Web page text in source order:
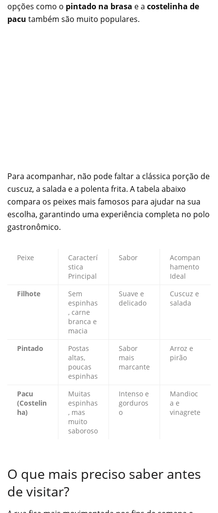
opções como o pintado na brasa e a costelinha de
pacu também são muito populares.
Para acompanhar, não pode faltar a clássica porção de
cuscuz, a salada e a polenta frita. A tabela abaixo
compara os peixes mais famosos para ajudar na sua
escolha, garantindo uma experiência completa no polo
gastronômico.
Peixe
Caracterí
stica
Principal
Sabor
Acompan
hamento
Ideal
Filhote
Sem
espinhas
, carne
branca e
macia
Suave e
delicado
Cuscuz e
salada
Pintado
Postas
altas,
poucas
espinhas
Sabor
mais
marcante
Arroz e
pirão
Pacu
(Costelin
ha)
Muitas
espinhas
, mas
muito
saboroso
Intenso e
gorduros
o
Mandioc
a e
vinagrete
O que mais preciso saber antes
de visitar?